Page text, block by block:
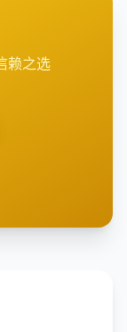
赖之选